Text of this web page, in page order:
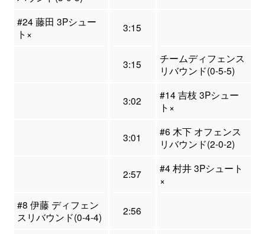
#24 藤田 3Pシュー
ト×
3:15
3:15
チームディフェンス
リバウンド(0-5-5)
3:02
#14 吉枝 3Pシュー
ト×
3:01
#6 木下 オフェンス
リバウンド(2-0-2)
2:57
#4 村井 3Pシュート
×
#8 伊藤 ディフェン
スリバウンド(0-4-4)
2:56